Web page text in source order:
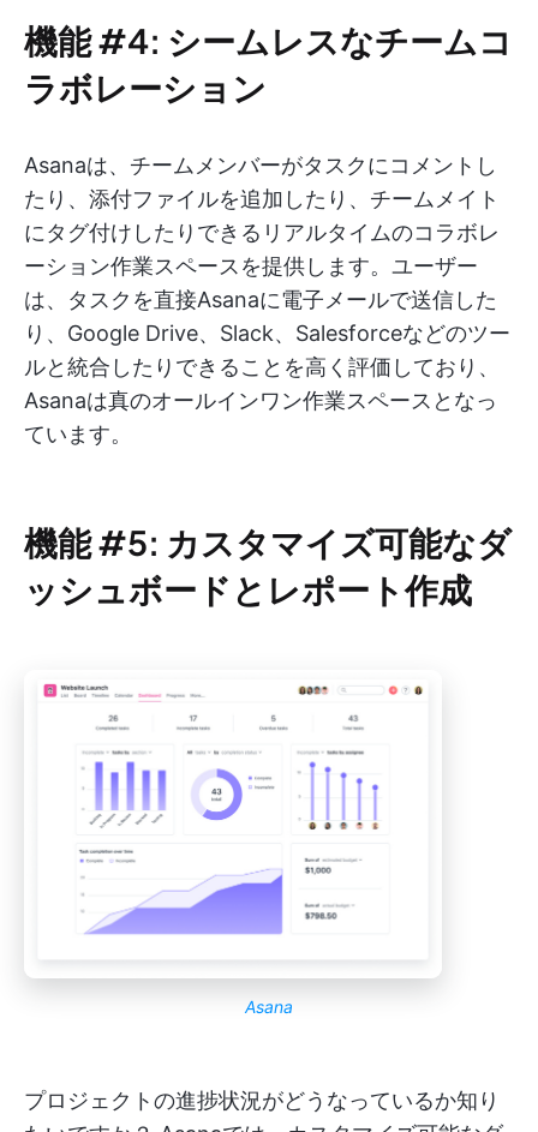
機能 #4: シームレスなチームコ
ラボレーション
Asanaは、チームメンバーがタスクにコメントし
たり、添付ファイルを追加したり、チームメイト
にタグ付けしたりできるリアルタイムのコラボレ
ーション作業スペースを提供します。ユーザー
は、タスクを直接Asanaに電子メールで送信した
り、Google Drive、Slack、Salesforceなどのツー
ルと統合したりできることを高く評価しており、
Asanaは真のオールインワン作業スペースとなっ
ています。
機能 #5: カスタマイズ可能なダ
ッシュボードとレポート作成
Asana
プロジェクトの進捗状況がどうなっているか知り